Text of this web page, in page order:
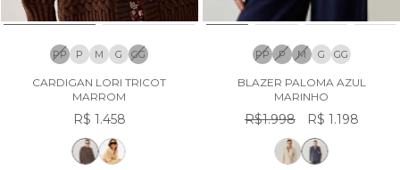
PP P M G GG
CARDIGAN LORI TRICOT
MARROM
R$ 1.458
PP P M G GG
BLAZER PALOMA AZUL
MARINHO
R$1.998 R$ 1.198